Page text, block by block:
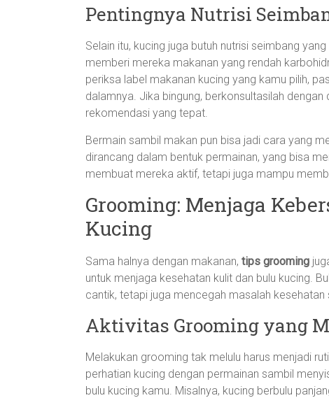
Pentingnya Nutrisi
Selain itu, kucing juga butuh nutrisi seimbang
memberi mereka makanan yang rendah
periksa label makanan kucing yang kamu pilih,
dalamnya. Jika bingung, berkonsultasilah
rekomendasi yang tepat.
Bermain sambil makan pun bisa jadi cara yang
dirancang dalam bentuk permainan, yang bisa
membuat mereka aktif, tetapi juga mampu
Grooming: Menjaga
Kucing
Sama halnya dengan makanan, tips grooming
untuk menjaga kesehatan kulit dan bulu kucing.
cantik, tetapi juga mencegah masalah
Aktivitas Grooming yang
Melakukan grooming tak melulu harus menjadi
perhatian kucing dengan permainan sambil
bulu kucing kamu. Misalnya, kucing berbulu